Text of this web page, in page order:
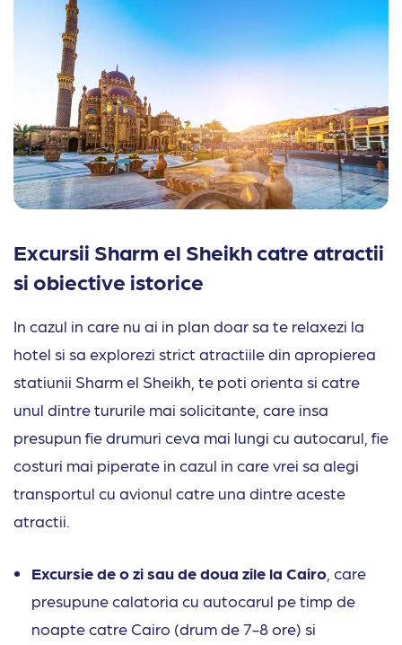
Excursii Sharm el Sheikh catre atractii
si obiective istorice
In cazul in care nu ai in plan doar sa te relaxezi la
hotel si sa explorezi strict atractiile din apropierea
statiunii Sharm el Sheikh, te poti orienta si catre
unul dintre tururile mai solicitante, care insa
presupun fie drumuri ceva mai lungi cu autocarul, fie
costuri mai piperate in cazul in care vrei sa alegi
transportul cu avionul catre una dintre aceste
atractii.
Excursie de o zi sau de doua zile la Cairo , care
presupune calatoria cu autocarul pe timp de
noapte catre Cairo (drum de 7-8 ore) si